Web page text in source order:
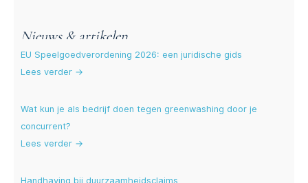
Nieuws & artikelen
EU Speelgoedverordening 2026: een juridische gids
Lees verder →
Wat kun je als bedrijf doen tegen greenwashing door je
concurrent?
Lees verder →
Handhaving bij duurzaamheidsclaims